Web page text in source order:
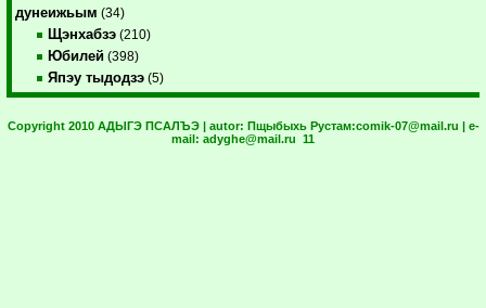
дунеижьым (34)
Щэнхабзэ (210)
Юбилей (398)
Япэу тыдодзэ (5)
Copyright 2010 АДЫГЭ ПСАЛЪЭ | autor: Пщыбыхь Рустам:comik-07@mail.ru | e-
mail: adyghe@mail.ru 11